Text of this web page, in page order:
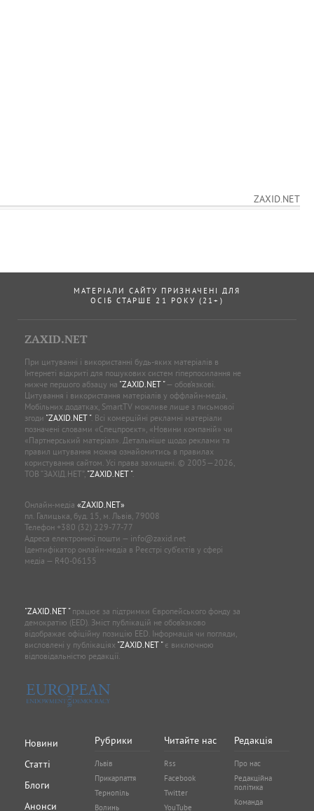
ZAXID.NET
МАТЕРІАЛИ САЙТУ ПРИЗНАЧЕНІ ДЛЯ
ОСІБ СТАРШЕ 21 РОКУ (21+)
ZAXID.NET
При цитуванні і використанні будь-яких матеріалів в
Інтернеті відкриті для пошукових систем гіперпосилання не
нижче першого абзацу на "ZAXID.NET "— обов’язкові.
Цитування і використання матеріалів у оффлайн-медіа,
Мобільних додатках, SmartTV можливе лише з письмової
згоди "ZAXID.NET ". Всі комерційні рекламні матеріали
позначені словами «Спецпроєкт», «Новини компаній» чи
«Партнерський матеріал». Детальніше щодо реклами та
правил цитування можна ознайомитись в правилах
користування сайтом. Усі права захищені. © 2005—2026,
ТОВ “ЗАХІД.НЕТ”, "ZAXID.NET ".
Онлайн-медіа «ZAXID.NET»
пл. Галицька, буд. 15, м. Львів, 79008
Телефон +380 (32) 229-77-77
Адреса електронної пошти — info@zaxid.net
Ідентифікатор онлайн-медіа в Реєстрі суб'єктів у сфері
медіа — R40-06155
"ZAXID.NET "працює за підтримки Європейського фонду за
демократію (EED). Зміст публікацій не обов’язково
відображає офіційну позицію EED. Інформація чи погляди,
висловлені у публікаціях "ZAXID.NET "є виключною
відповідальністю редакції.
Новини
Статті
Блоги
Анонси
Рубрики
Львів
Прикарпаття
Тернопіль
Волинь
Читайте нас
Rss
Facebook
Twitter
YouTube
Редакція
Про нас
Редакційна
політика
Команда